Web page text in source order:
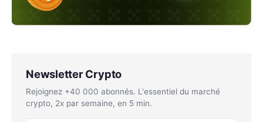
Newsletter Crypto
Rejoignez +40 000 abonnés. L'essentiel du marché
crypto, 2x par semaine, en 5 min.